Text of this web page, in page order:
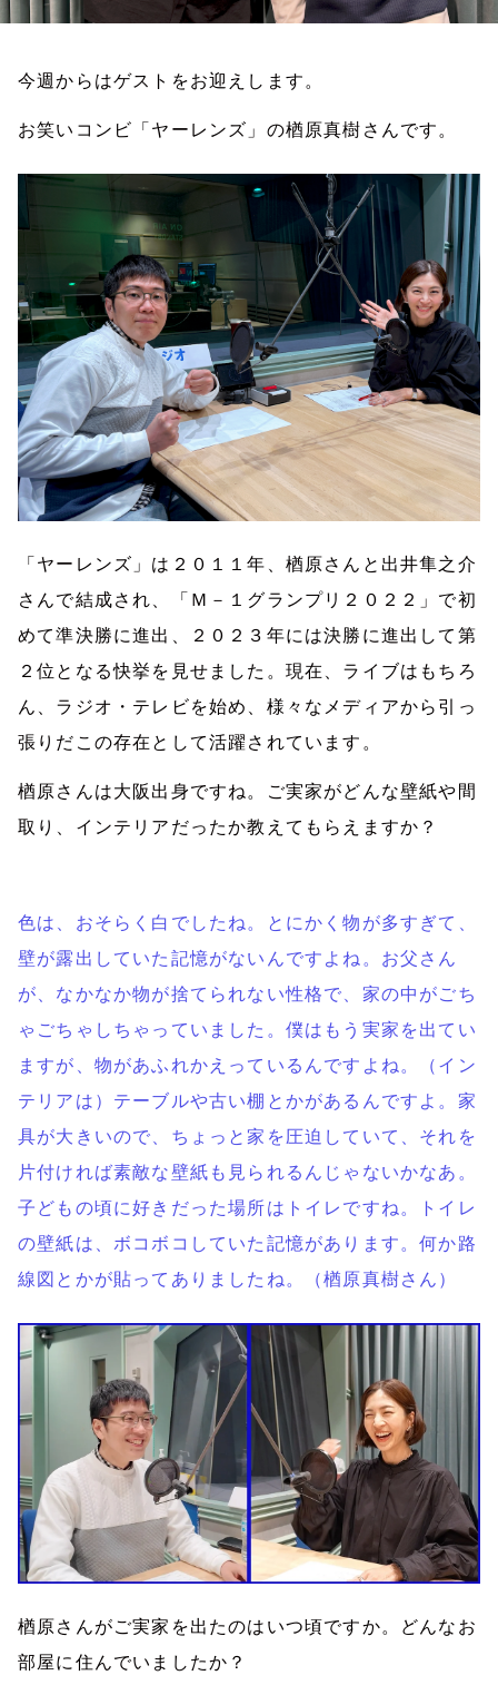
今週からはゲストをお迎えします。
お笑いコンビ「ヤーレンズ」の楢原真樹さんです。
「ヤーレンズ」は２０１１年、楢原さんと出井隼之介
さんで結成され、「Ｍ－１グランプリ２０２２」で初
めて準決勝に進出、２０２３年には決勝に進出して第
２位となる快挙を見せました。現在、ライブはもちろ
ん、ラジオ・テレビを始め、様々なメディアから引っ
張りだこの存在として活躍されています。
楢原さんは大阪出身ですね。ご実家がどんな壁紙や間
取り、インテリアだったか教えてもらえますか？
色は、おそらく白でしたね。とにかく物が多すぎて、
壁が露出していた記憶がないんですよね。お父さん
が、なかなか物が捨てられない性格で、家の中がごち
ゃごちゃしちゃっていました。僕はもう実家を出てい
ますが、物があふれかえっているんですよね。（イン
テリアは）テーブルや古い棚とかがあるんですよ。家
具が大きいので、ちょっと家を圧迫していて、それを
片付ければ素敵な壁紙も見られるんじゃないかなあ。
子どもの頃に好きだった場所はトイレですね。トイレ
の壁紙は、ボコボコしていた記憶があります。何か路
線図とかが貼ってありましたね。（楢原真樹さん）
楢原さんがご実家を出たのはいつ頃ですか。どんなお
部屋に住んでいましたか？